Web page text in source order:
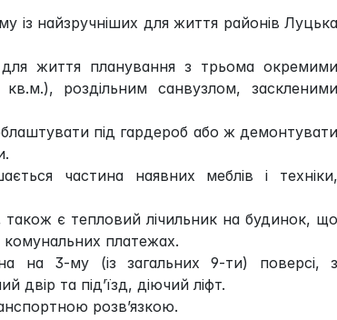
із найзручніших для життя районів Луцька
життя планування з трьома окремими
роздільним санвузлом, заскленими
під гардероб або ж демонтувати
частина наявних меблів і техніки,
також є тепловий лічильник на будинок, що
платежах.
на 3-му (із загальних 9-ти) поверсі, з
та під’їзд, діючий ліфт.
розв’язкою.